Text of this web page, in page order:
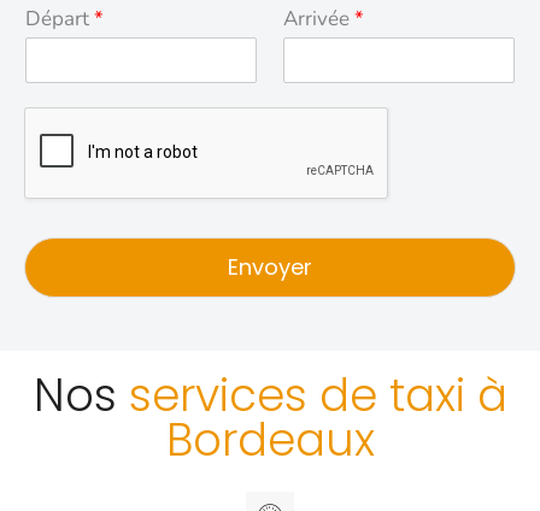
Départ* Arrivée*
Envoyer
Nos services de taxi à
Bordeaux